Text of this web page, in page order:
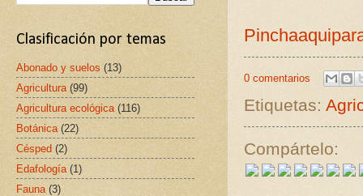
0 comentarios
Etiquetas:
Compártelo:
Clasificación por temas
Abonado y suelos (13)
Agricultura (99)
Agricultura ecológica (116)
Botánica (22)
Césped (2)
Edafología (1)
Fauna (3)